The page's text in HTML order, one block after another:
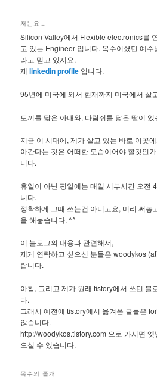
저는요…
Silicon Valley에서 Flexible electronics를
고 있는 Engineer 입니다. 목수이셨던 예
라고 믿고 있지요.
제linkedin profile 입니다.
95년에 미국에 와서 현재까지 미국에서 살
토끼를 닮은 아내와, 다람쥐를 닮은 딸이 있
지금 이 시대에, 제가 살고 있는 바로 이곳
아간다는 것은 어떠한 모습이어야 할것인
니다.
휴일이 아닌 평일에는 매일 서부시간 오전
니다.
정확하게 그때 쓰는건 아니고요, 미리 써놓
을 해놓습니다. ^^
이 블로그의 내용과 관련해서,
제게 연락하고 싶으신 분들은 woodykos
랍니다.
아참, 그리고 제가 원래 tistory에서 쓰던 블
다.
그래서 예전에 tistory에서 옮겨온 글들은
않습니다.
http://woodykos.tistory.com 으로 가시면
으실 수 있습니다.
목수의 졸개